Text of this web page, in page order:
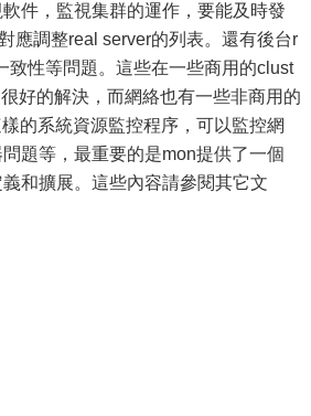
件，監視集群的運作，要能及時發
應調整real server的列表。還有後台r
致性等問題。這些在一些商用的clust
好的解決，而網絡也有一些非商用的
的系統資源監控程序，可以監控網
題等，最重要的是mon提供了一個
和擴展。這些內容請參閱其它文